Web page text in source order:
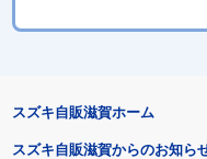
スズキ自販滋賀ホーム
スズキ自販滋賀からのお知ら